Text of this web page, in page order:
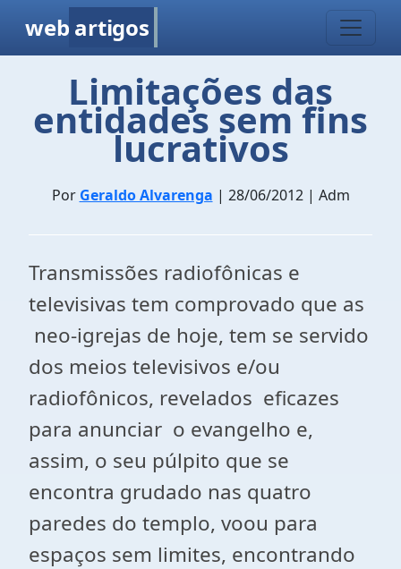
web artigos
Limitações das
entidades sem fins
lucrativos
Por Geraldo Alvarenga | 28/06/2012 | Adm
Transmissões radiofônicas e
televisivas tem comprovado que as
neo-igrejas de hoje, tem se servido
dos meios televisivos e/ou
radiofônicos, revelados eficazes
para anunciar o evangelho e,
assim, o seu púlpito que se
encontra grudado nas quatro
paredes do templo, voou para
espaços sem limites, encontrando